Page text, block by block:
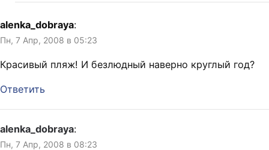
alenka_dobraya:
Пн, 7 Апр, 2008 в 05:23
Красивый пляж! И безлюдный наверно круглый год?
Ответить
alenka_dobraya:
Пн, 7 Апр, 2008 в 08:23